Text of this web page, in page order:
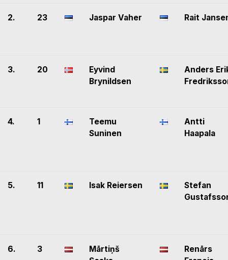
2. 23 Jaspar Vaher Rait
3. 20
Eyvind
Brynildsen
Anders
4. 1
Teemu
Suninen
Antti
Haapala
5. 11 Isak Reiersen
Stefan
6. 3
Mārtiņš
Renārs